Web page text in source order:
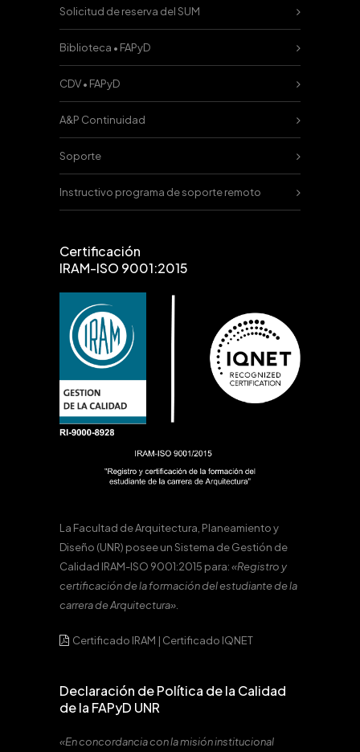
Solicitud de reserva del SUM
Biblioteca • FAPyD
CDV • FAPyD
A&P Continuidad
Soporte
Instructivo programa de soporte remoto
Certificación
IRAM-ISO 9001:2015
La Facultad de Arquitectura, Planeamiento y
Diseño (UNR) posee un Sistema de Gestión de
Calidad IRAM-ISO 9001:2015 para:«Registro y
certificación de la formación del estudiante de la
carrera de Arquitectura».
Certificado IRAM | Certificado IQNET
Declaración de Política de la Calidad
de la FAPyD UNR
«En concordancia con la misión institucional